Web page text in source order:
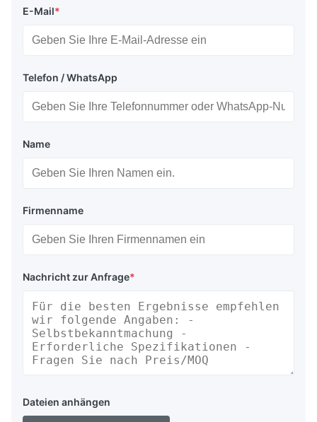
E-Mail*
Telefon / WhatsApp
Name
Firmenname
Nachricht zur Anfrage*
Dateien anhängen